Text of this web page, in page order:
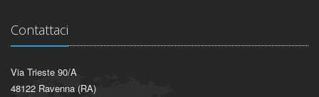
Contattaci
Via Trieste 90/A
48122 Ravenna (RA)